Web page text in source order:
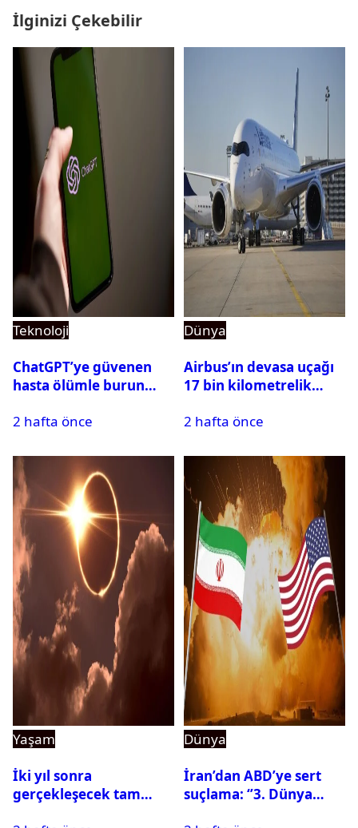
İlginizi Çekebilir
Teknoloji
ChatGPT’ye güvenen
hasta ölümle burun
davalık oldu
2 hafta önce
Dünya
Airbus’ın devasa uçağı
17 bin kilometrelik
tamamladı
2 hafta önce
Yaşam
İki yıl sonra
gerçekleşecek tam
Dünya
İran’dan ABD’ye sert
suçlama: ‘’3. Dünya